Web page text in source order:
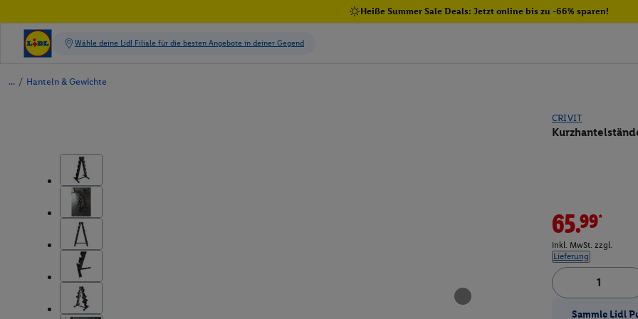
Heiße Summer Sale Deals: Jetzt online bis zu -66% sparen!
/ Hanteln & Gewichte
CRIVIT
65.99*
inkl. MwSt. zzgl.
Lieferung
Sammle Lidl